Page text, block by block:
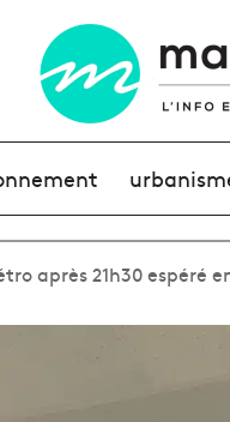
après 21h30 espéré